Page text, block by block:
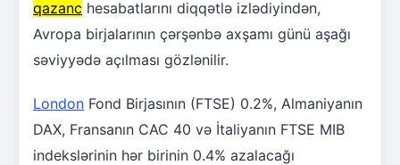
qazanc hesabatlarını diqqətlə izlədiyindən,
Avropa birjalarının çərşənbə axşamı günü aşağı
səviyyədə açılması gözlənilir.
London Fond Birjasının (FTSE) 0.2%, Almaniyanın
DAX, Fransanın CAC 40 və İtaliyanın FTSE MIB
indekslərinin hər birinin 0.4% azalacağı